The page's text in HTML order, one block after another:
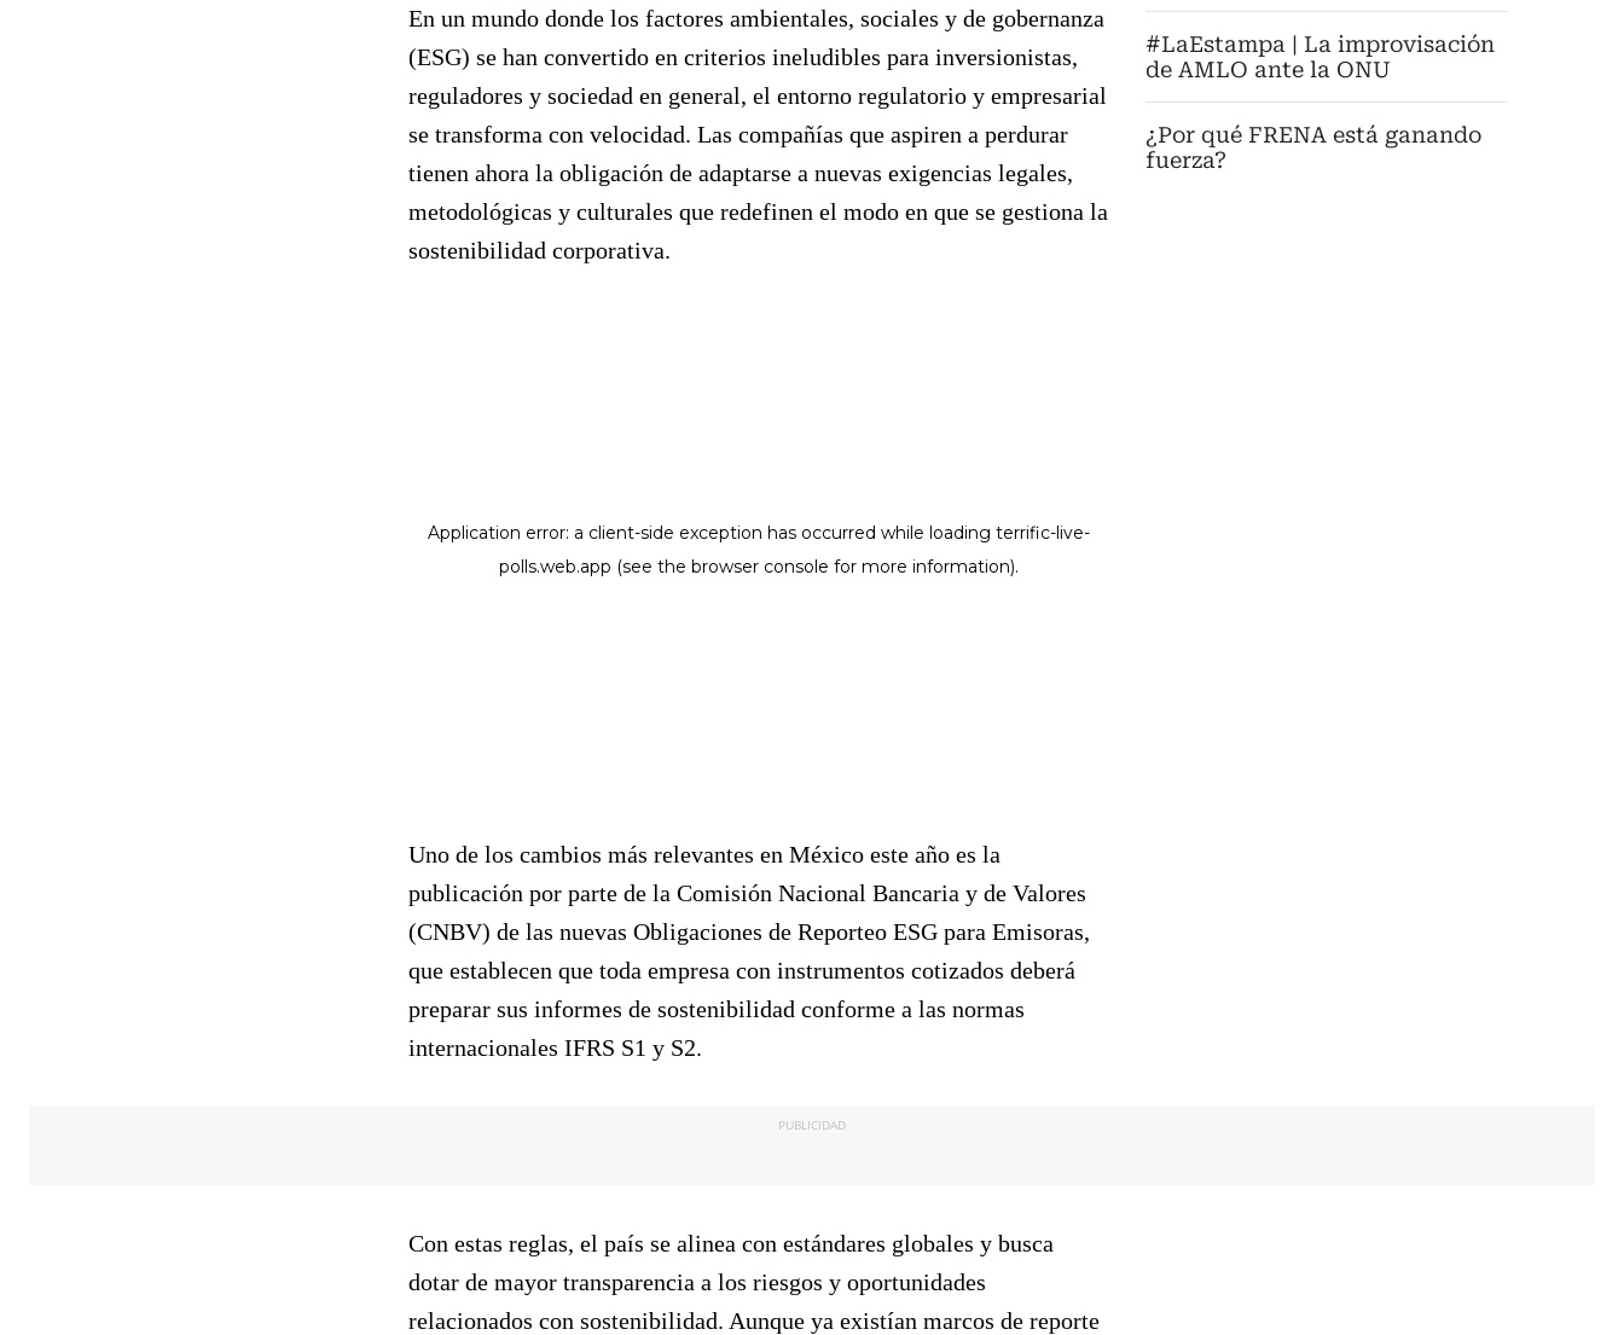
#LaEstampa | La improvisación
de AMLO ante la ONU
¿Por qué FRENA está ganando
fuerza?
En un mundo donde los factores ambientales, sociales y de gobernanza
(ESG) se han convertido en criterios ineludibles para inversionistas,
reguladores y sociedad en general, el entorno regulatorio y empresarial
se transforma con velocidad. Las compañías que aspiren a perdurar
tienen ahora la obligación de adaptarse a nuevas exigencias legales,
metodológicas y culturales que redefinen el modo en que se gestiona la
sostenibilidad corporativa.
Uno de los cambios más relevantes en México este año es la
publicación por parte de la Comisión Nacional Bancaria y de Valores
(CNBV) de las nuevas Obligaciones de Reporteo ESG para Emisoras,
que establecen que toda empresa con instrumentos cotizados deberá
preparar sus informes de sostenibilidad conforme a las normas
internacionales IFRS S1 y S2.
PUBLICIDAD
Con estas reglas, el país se alinea con estándares globales y busca
dotar de mayor transparencia a los riesgos y oportunidades
relacionados con sostenibilidad. Aunque ya existían marcos de reporte